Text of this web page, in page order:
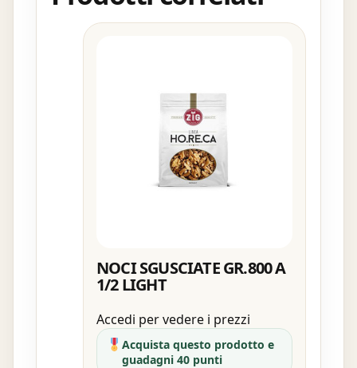
NOCI SGUSCIATE GR.800 A
1/2 LIGHT
Accedi per vedere i prezzi
Acquista questo prodotto e
guadagni 40 punti